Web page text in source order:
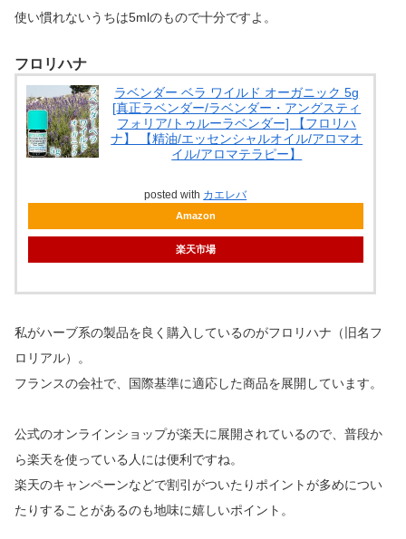
使い慣れないうちは5mlのもので十分ですよ。
フロリハナ
ラベンダー ベラ ワイルド オーガニック 5g
[真正ラベンダー/ラベンダー・アングスティ
フォリア/トゥルーラベンダー] 【フロリハ
ナ】 【精油/エッセンシャルオイル/アロマオ
イル/アロマテラピー】
posted with カエレバ
Amazon
楽天市場
私がハーブ系の製品を良く購入しているのがフロリハナ（旧名フ
ロリアル）。
フランスの会社で、国際基準に適応した商品を展開しています。
公式のオンラインショップが楽天に展開されているので、普段か
ら楽天を使っている人には便利ですね。
楽天のキャンペーンなどで割引がついたりポイントが多めについ
たりすることがあるのも地味に嬉しいポイント。